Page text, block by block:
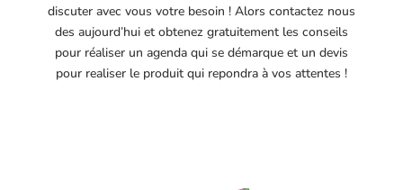
discuter avec vous votre besoin ! Alors contactez nous
des aujourd’hui et obtenez gratuitement les conseils
pour réaliser un agenda qui se démarque et un devis
pour realiser le produit qui repondra à vos attentes !